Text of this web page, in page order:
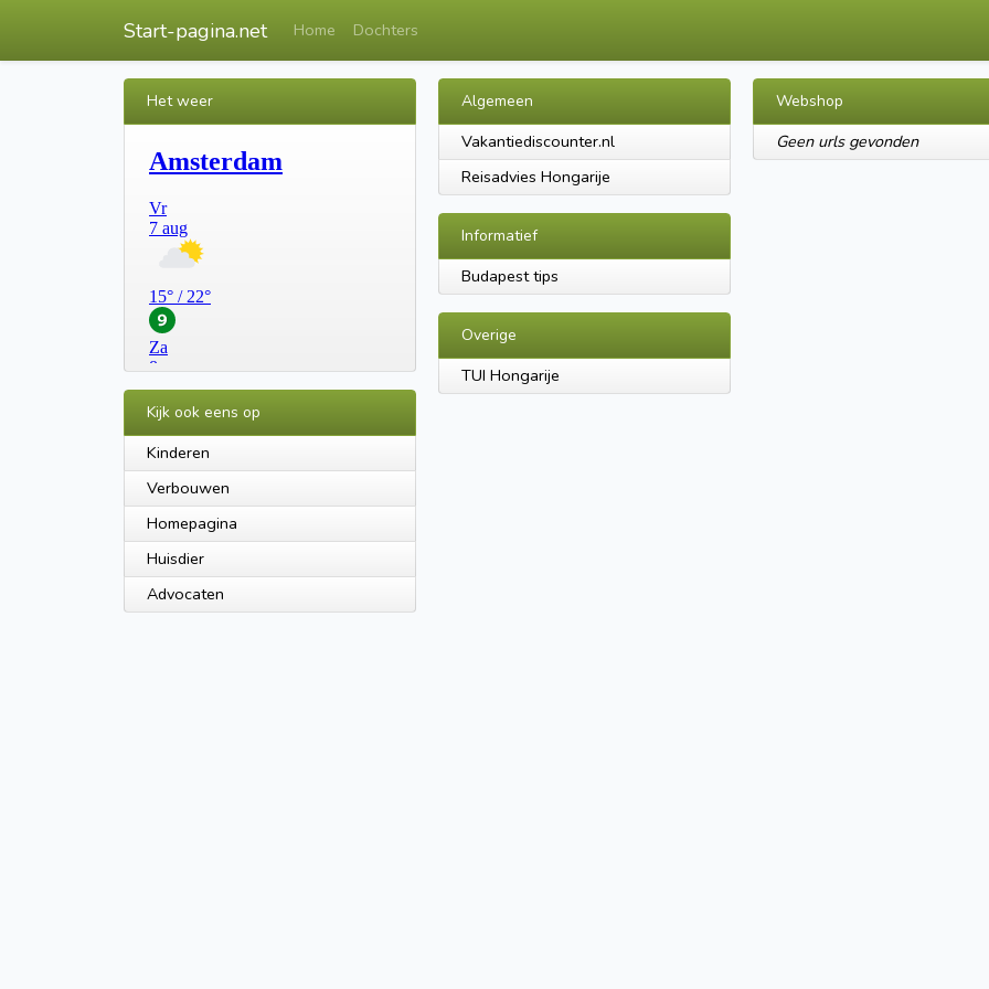
Start-pagina.net Home Dochters
Het weer
Kijk ook eens op
Kinderen
Verbouwen
Homepagina
Huisdier
Advocaten
Algemeen
Vakantiediscounter.nl
Reisadvies Hongarije
Informatief
Budapest tips
Overige
TUI Hongarije
Webshop
Geen urls gevonden